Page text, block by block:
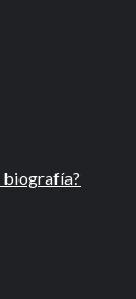
biografía?